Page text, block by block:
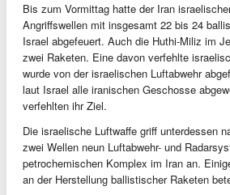
Bis zum Vormittag hatte der Iran
Angriffswellen mit insgesamt 22 bis 24
Israel abgefeuert. Auch die Huthi-Miliz im
zwei Raketen. Eine davon verfehlte
wurde von der israelischen Luftabwehr
laut Israel alle iranischen Geschosse
verfehlten ihr Ziel.
Die israelische Luftwaffe griff unterdessen
zwei Wellen neun Luftabwehr- und
petrochemischen Komplex im Iran an.
an der Herstellung ballistischer Raketen